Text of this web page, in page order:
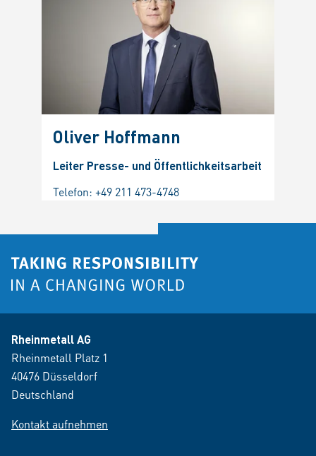
Oliver Hoffmann
Leiter Presse- und Öffentlichkeitsarbeit
Telefon: +49 211 473-4748
Rheinmetall AG
Rheinmetall Platz 1
40476 Düsseldorf
Deutschland
Kontakt aufnehmen